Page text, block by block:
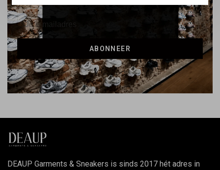
ABONNEER
DEAUP Garments & Sneakers is sinds 2017 hét adres in